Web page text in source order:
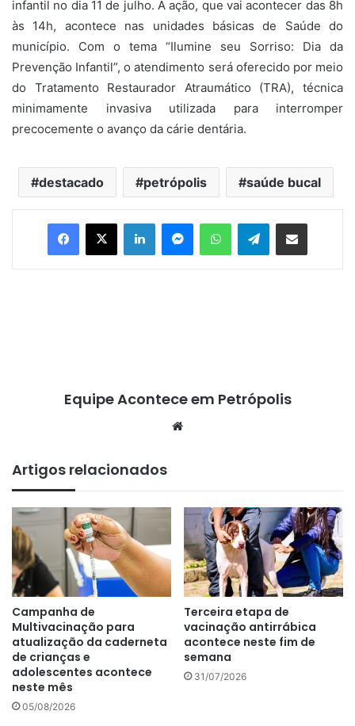
infantil no dia 11 de julho. A ação, que vai acontecer das 8h
às 14h, acontece nas unidades básicas de Saúde do
município. Com o tema “Ilumine seu Sorriso: Dia da
Prevenção Infantil”, o atendimento será oferecido por meio
do Tratamento Restaurador Atraumático (TRA), técnica
minimamente invasiva utilizada para interromper
precocemente o avanço da cárie dentária.
destacado petrópolis saúde bucal
Telegram
Equipe Acontece em Petrópolis
Artigos relacionados
Campanha de
Multivacinação para
atualização da caderneta
de crianças e
adolescentes acontece
neste mês
05/08/2026
Terceira etapa de
vacinação antirrábica
acontece neste fim de
semana
31/07/2026